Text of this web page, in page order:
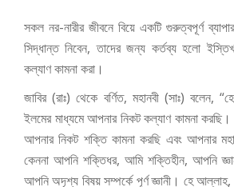
সকল নর-নারীর জীবনে বিয়ে একটি গুরুত্বপূর্ণ
সিদ্ধান্ত নিবেন, তাদের জন্য কর্তব্য হলো
কল্যাণ কামনা করা।
জাবির (রাঃ) থেকে বর্ণিত, মহানবী (সাঃ)
ইলমেরমাধ্যমে আপনার নিকট কল্যাণ কামনা
আপনার নিকট শক্তি কামনা করছি এবং আপনার
কেননা আপনি শক্তিধর, আমি শক্তিহীন, আপনি
আপনি অদৃশ্য বিষয় সম্পর্কে পূর্ণ জ্ঞানী। হে আল্লাহ,